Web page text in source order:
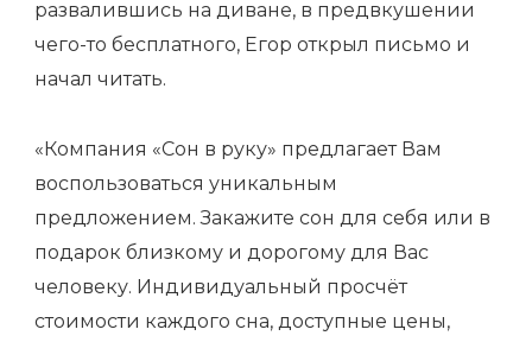
развалившись на диване, в предвкушении
чего-то бесплатного, Егор открыл письмо и
начал читать.
«Компания «Сон в руку» предлагает Вам
воспользоваться уникальным
предложением. Закажите сон для себя или в
подарок близкому и дорогому для Вас
человеку. Индивидуальный просчёт
стоимости каждого сна, доступные цены,